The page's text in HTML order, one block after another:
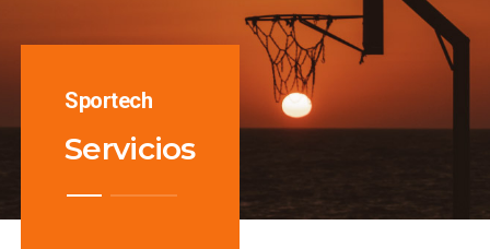
Sportech
Servicios